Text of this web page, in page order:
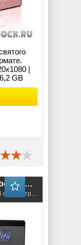
|
6,2 GB
Digital Juice - Editor's Toolbox I.Theme Set 109 Graduation